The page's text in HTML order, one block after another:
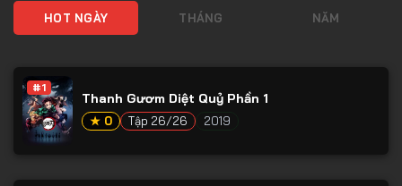
HOT NGÀY THÁNG NĂM
#1
Thanh Gươm Diệt Quỷ Phần 1
★ 0 Tập 26/26 2019